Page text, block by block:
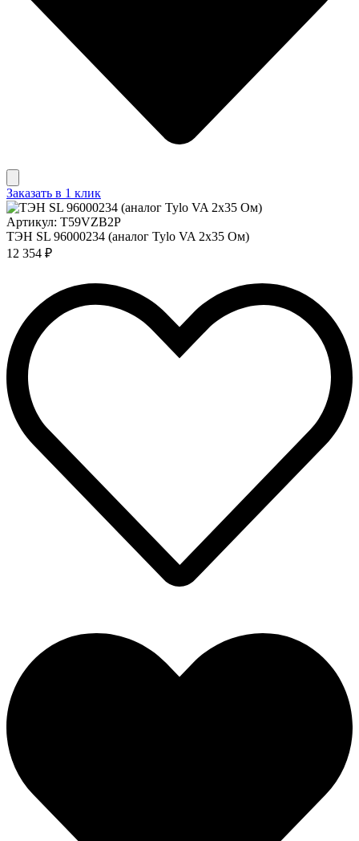
Заказать в 1 клик
Артикул: T59VZB2P
ТЭН SL 96000234 (аналог Tylo VA 2x35 Ом)
12 354 ₽